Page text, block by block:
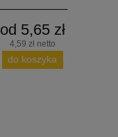
od 5,65 zł
4,59 zł netto
do koszyka